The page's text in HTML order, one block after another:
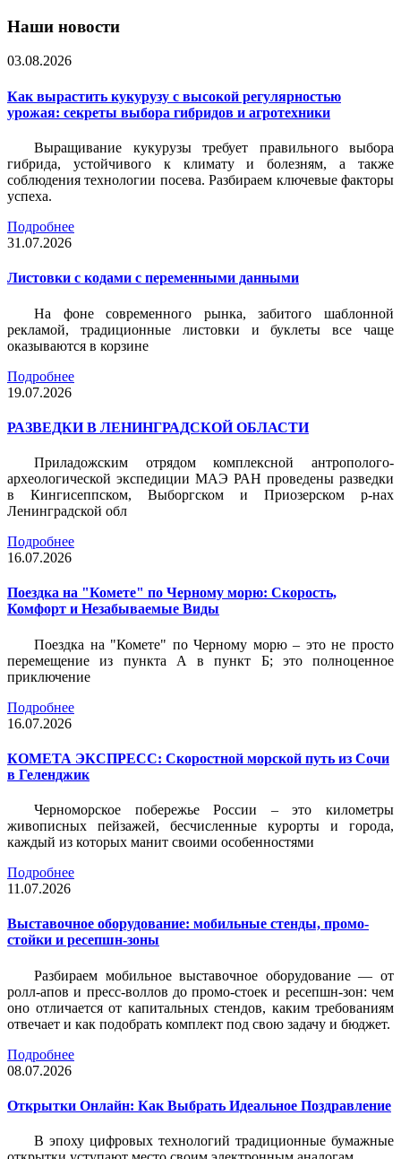
Наши новости
03.08.2026
Как вырастить кукурузу с высокой регулярностью
урожая: секреты выбора гибридов и агротехники
Выращивание кукурузы требует правильного выбора
гибрида, устойчивого к климату и болезням, а также
соблюдения технологии посева. Разбираем ключевые факторы
успеха.
Подробнее
31.07.2026
Листовки c кодами с переменными данными
На фоне современного рынка, забитого шаблонной
рекламой, традиционные листовки и буклеты все чаще
оказываются в корзине
Подробнее
19.07.2026
РАЗВЕДКИ В ЛЕНИНГРАДСКОЙ ОБЛАСТИ
Приладожским отрядом комплексной антрополого-
археологической экспедиции МАЭ РАН проведены разведки
в Кингисеппском, Выборгском и Приозерском р-нах
Ленинградской обл
Подробнее
16.07.2026
Поездка на "Комете" по Черному морю: Скорость,
Комфорт и Незабываемые Виды
Поездка на "Комете" по Черному морю – это не просто
перемещение из пункта А в пункт Б; это полноценное
приключение
Подробнее
16.07.2026
КОМЕТА ЭКСПРЕСС: Скоростной морской путь из Сочи
в Геленджик
Черноморское побережье России – это километры
живописных пейзажей, бесчисленные курорты и города,
каждый из которых манит своими особенностями
Подробнее
11.07.2026
Выставочное оборудование: мобильные стенды, промо-
стойки и ресепшн-зоны
Разбираем мобильное выставочное оборудование — от
ролл-апов и пресс-воллов до промо-стоек и ресепшн-зон: чем
оно отличается от капитальных стендов, каким требованиям
отвечает и как подобрать комплект под свою задачу и бюджет.
Подробнее
08.07.2026
Открытки Онлайн: Как Выбрать Идеальное Поздравление
В эпоху цифровых технологий традиционные бумажные